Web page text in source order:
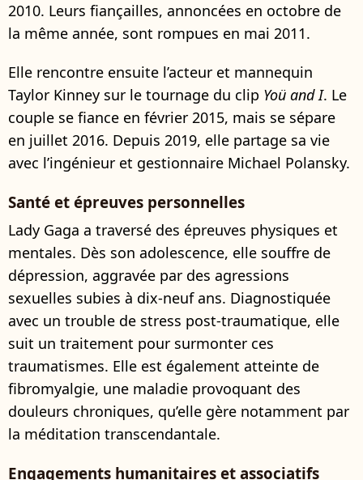
2010. Leurs fiançailles, annoncées en octobre de
la même année, sont rompues en mai 2011.
Elle rencontre ensuite l’acteur et mannequin
Taylor Kinney sur le tournage du clip Yoü and I. Le
couple se fiance en février 2015, mais se sépare
en juillet 2016. Depuis 2019, elle partage sa vie
avec l’ingénieur et gestionnaire Michael Polansky.
Santé et épreuves personnelles
Lady Gaga a traversé des épreuves physiques et
mentales. Dès son adolescence, elle souffre de
dépression, aggravée par des agressions
sexuelles subies à dix-neuf ans. Diagnostiquée
avec un trouble de stress post-traumatique, elle
suit un traitement pour surmonter ces
traumatismes. Elle est également atteinte de
fibromyalgie, une maladie provoquant des
douleurs chroniques, qu’elle gère notamment par
la méditation transcendantale.
Engagements humanitaires et associatifs